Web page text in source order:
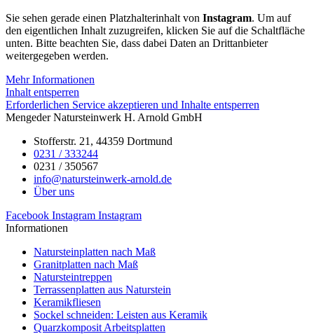
Sie sehen gerade einen Platzhalterinhalt von Instagram. Um auf
den eigentlichen Inhalt zuzugreifen, klicken Sie auf die Schaltfläche
unten. Bitte beachten Sie, dass dabei Daten an Drittanbieter
weitergegeben werden.
Mehr Informationen
Inhalt entsperren
Erforderlichen Service akzeptieren und Inhalte entsperren
Mengeder Natursteinwerk H. Arnold GmbH
Stofferstr. 21, 44359 Dortmund
0231 / 333244
0231 / 350567
info@natursteinwerk-arnold.de
Über uns
Facebook Instagram Instagram
Informationen
Natursteinplatten nach Maß
Granitplatten nach Maß
Natursteintreppen
Terrassenplatten aus Naturstein
Keramikfliesen
Sockel schneiden: Leisten aus Keramik
Quarzkomposit Arbeitsplatten